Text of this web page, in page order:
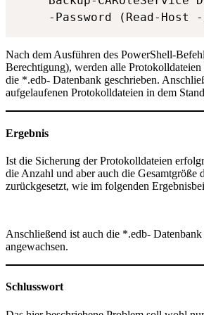
-Password (Read-Host
Nach dem Ausführen des PowerShell-
Berechtigung), werden alle
die *.edb- Datenbank geschrieben.
aufgelaufenen Protokolldateien in dem
Ergebnis
Ist die Sicherung der Protokolldateien
die Anzahl und aber auch die Gesamtgröße
zurückgesetzt, wie im folgenden
Anschließend ist auch die *.edb-
angewachsen.
Schlusswort